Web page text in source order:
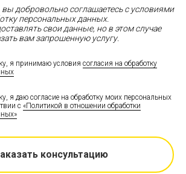
добровольно соглашаетесь с условиями
персональных данных.
свои данные, но в этом случае
вам запрошенную услугу.
я принимаю условия согласия на обработку
я даю согласие на обработку моих персональных
с «Политикой в отношении обработки
консультацию